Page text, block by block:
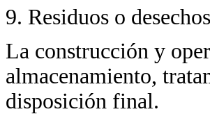
9. Residuos o
La construcción y
almacenamiento,
disposición final.